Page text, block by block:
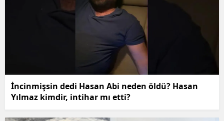
İncinmişsin dedi Hasan Abi neden öldü? Hasan
Yılmaz kimdir, intihar mı etti?